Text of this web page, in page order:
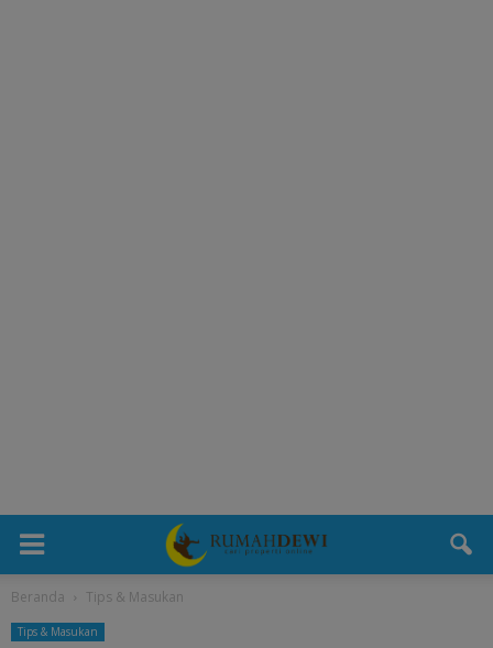
Beranda Tips & Masukan
Tips & Masukan